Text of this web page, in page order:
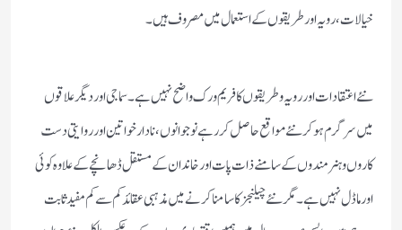
خیالات ، رویہ اور طریقوں کے استعمال میں مصروف ہیں ۔
نئے اعتقادات اور رویہ و طریقوں کا فریم ورک واضح نہیں ہے۔سماجی اور دیگرعلاقوں
میں سرگرم ہوکر نئے مواقع حاصل کررہے نوجوانوں ،نادار خواتین اور روایتی دست
کاروں و ہنر مندوں کے سامنے ذات پات اور خاندان کے مستقل ڈھانچے کے علاوہ کوئی
اور ماڈل نہیں ہے۔مگر نئے چیلنجز کا سامنا کرنے میں مذہبی عقائد کم سے کم مفید ثابت